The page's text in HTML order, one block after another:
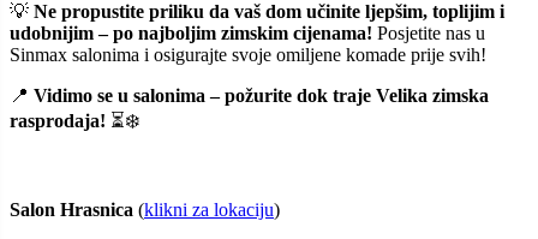
💡 Ne propustite priliku da vaš dom učinite ljepšim, toplijim i
udobnijim – po najboljim zimskim cijenama! Posjetite nas u
Sinmax salonima i osigurajte svoje omiljene komade prije svih!
📍 Vidimo se u salonima – požurite dok traje Velika zimska
rasprodaja! ⏳❄️
Salon Hrasnica (klikni za lokaciju)